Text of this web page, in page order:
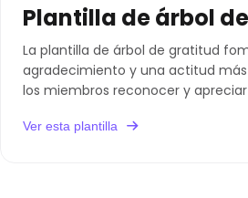
Plantilla de árbol
La plantilla de árbol de gratitud
agradecimiento y una actitud
los miembros reconocer y
Ver esta plantilla